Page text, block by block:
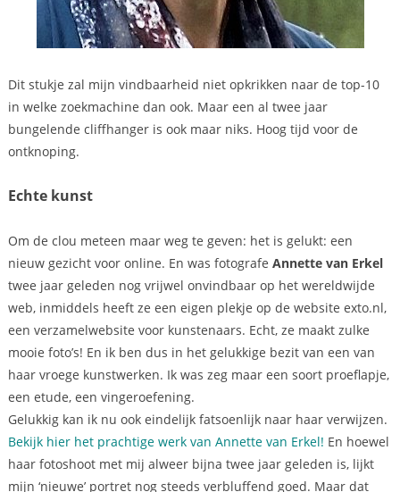
Dit stukje zal mijn vindbaarheid niet opkrikken naar de top-10
in welke zoekmachine dan ook. Maar een al twee jaar
bungelende cliffhanger is ook maar niks. Hoog tijd voor de
ontknoping.
Echte kunst
Om de clou meteen maar weg te geven: het is gelukt: een
nieuw gezicht voor online. En was fotografe Annette van Erkel
twee jaar geleden nog vrijwel onvindbaar op het wereldwijde
web, inmiddels heeft ze een eigen plekje op de website exto.nl,
een verzamelwebsite voor kunstenaars. Echt, ze maakt zulke
mooie foto’s! En ik ben dus in het gelukkige bezit van een van
haar vroege kunstwerken. Ik was zeg maar een soort proeflapje,
een etude, een vingeroefening.
Gelukkig kan ik nu ook eindelijk fatsoenlijk naar haar verwijzen.
Bekijk hier het prachtige werk van Annette van Erkel! En hoewel
haar fotoshoot met mij alweer bijna twee jaar geleden is, lijkt
mijn ‘nieuwe’ portret nog steeds verbluffend goed. Maar dat